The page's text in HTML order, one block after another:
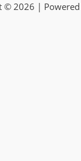
© 2026 | Powered